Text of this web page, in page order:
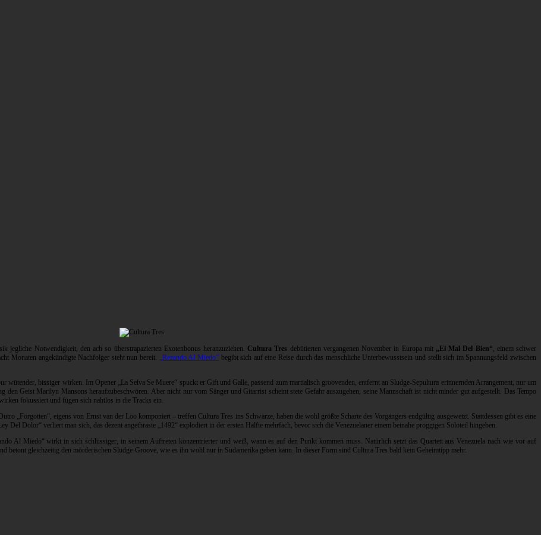
Notwendigkeit, den ach so überstrapazierten Exotenbonus heranzuziehen. Cultura Tres debütierten vergangenen November in Europa mit „El Mal Del Bien“, einem schwer
Monaten angekündigte Nachfolger steht nun bereit. „Rezando Al Miedo“begibt sich auf eine Reise durch das menschliche Unterbewusstsein und stellt sich im Spannungsfeld zwischen
wütender, bissiger wirken. Im Opener „La Selva Se Muere“ spuckt er Gift und Galle, passend zum martialisch groovenden, entfernt an Sludge-Sepultura erinnernden Arrangement, nur um
Geist Marilyn Mansons heraufzubeschwören. Aber nicht nur vom Sänger und Gitarrist scheint stete Gefahr auszugehen, seine Mannschaft ist nicht minder gut aufgestellt. Das Tempo
fokussiert und fügen sich nahtlos in die Tracks ein.
„Forgotten“, eigens von Ernst van der Loo komponiert – treffen Cultura Tres ins Schwarze, haben die wohl größte Scharte des Vorgängers endgültig ausgewetzt. Stattdessen gibt es eine
Del Dolor“ verliert man sich, das dezent angethraste „1492“ explodiert in der ersten Hälfte mehrfach, bevor sich die Venezuelaner einem beinahe proggigen Soloteil hingeben.
Al Miedo“ wirkt in sich schlüssiger, in seinem Auftreten konzentrierter und weiß, wann es auf den Punkt kommen muss. Natürlich setzt das Quartett aus Venezuela nach wie vor auf
betont gleichzeitig den mörderischen Sludge-Groove, wie es ihn wohl nur in Südamerika geben kann. In dieser Form sind Cultura Tres bald kein Geheimtipp mehr.